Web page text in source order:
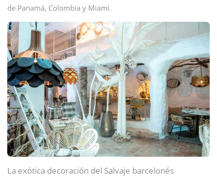
de Panamá, Colombia y Miami.
La exótica decoración del Salvaje barcelonés